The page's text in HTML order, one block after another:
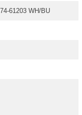
61203 WH/BU